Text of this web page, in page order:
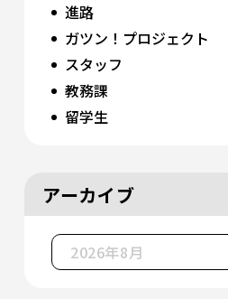
進路
ガツン！プロジェクト
スタッフ
教務課
留学生
アーカイブ